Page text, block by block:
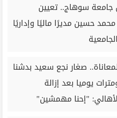
جامعة سوهاج.. تعيين
حسين مديرًا ماليًا وإداريًا
صغار نجع سعيد بدشنا
كيلومترات يوميا بعد إزالة
"إحنا مهمشين"